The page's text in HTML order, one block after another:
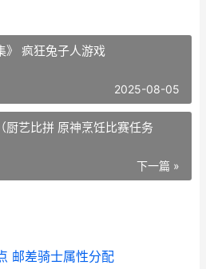
》 疯狂兔子人游戏
2025-08-05
厨艺比拼 原神烹饪比赛任务
下一篇 »
邮差骑士属性分配